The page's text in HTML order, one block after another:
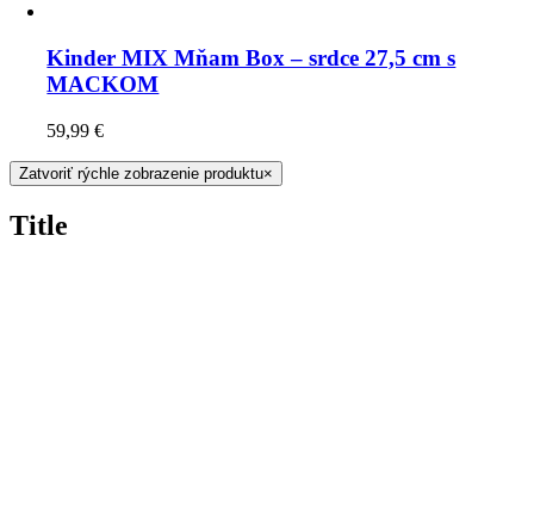
Kinder MIX Mňam Box – srdce 27,5 cm s
MACKOM
59,99€
Zatvoriť rýchle zobrazenie produktu×
Title